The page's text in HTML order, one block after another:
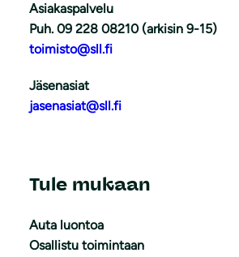
Asiakaspalvelu
Puh. 09 228 08210 (arkisin 9-15)
toimisto@sll.fi
Jäsenasiat
jasenasiat@sll.fi
Tule mukaan
Auta luontoa
Osallistu toimintaan